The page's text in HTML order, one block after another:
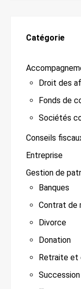
Catégorie
Droit des
Fonds de
Sociétés
Conseils
Entreprise
Gestion de
Banques
Contrat de
Divorce
Donation
Retraite et
Succession